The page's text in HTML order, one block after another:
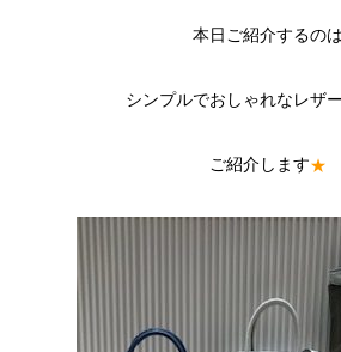
本日ご紹介するのは
シンプルでおしゃれなレザ
ご紹介します★